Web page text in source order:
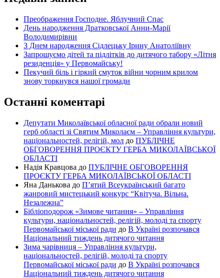
Преображення Господне. Яблучний Спас
День народження Дратковської Анни-Марії
Володимирівни
З Днем народження Сідлецьку Ірину Анатоліївну
Запрошуємо дітей та підлітків до дитячого табору «Літня
резиденція» у Первомайську!
Пекучий біль і гіркий смуток війни чорним крилом
знову торкнувся нашої громади
Останні коментарі
Депутати Миколаївської обласної ради обрали новий
герб області зі Святим Миколаєм – Управління культури,
національностей, релігій, мол до ПУБЛІЧНЕ
ОБГОВОРЕННЯ ПРОЄКТУ ГЕРБА МИКОЛАЇВСЬКОЇ
ОБЛАСТІ
Надія Кравцова до ПУБЛІЧНЕ ОБГОВОРЕННЯ
ПРОЄКТУ ГЕРБА МИКОЛАЇВСЬКОЇ ОБЛАСТІ
Яна Данькова до П’ятий Всеукраїнський багато
жанровий мистецький конкурс “Квітуча. Вільна.
Незалежна”
Бібліоподорож «Зимове читання» – Управління
культури, національностей, релігій, молоді та спорту
Первомайської міської ради до В Україні розпочався
Національний тиждень дитячого читання
Зима чарівниця – Управління культури,
національностей, релігій, молоді та спорту
Первомайської міської ради до В Україні розпочався
Національний тиждень дитячого читання